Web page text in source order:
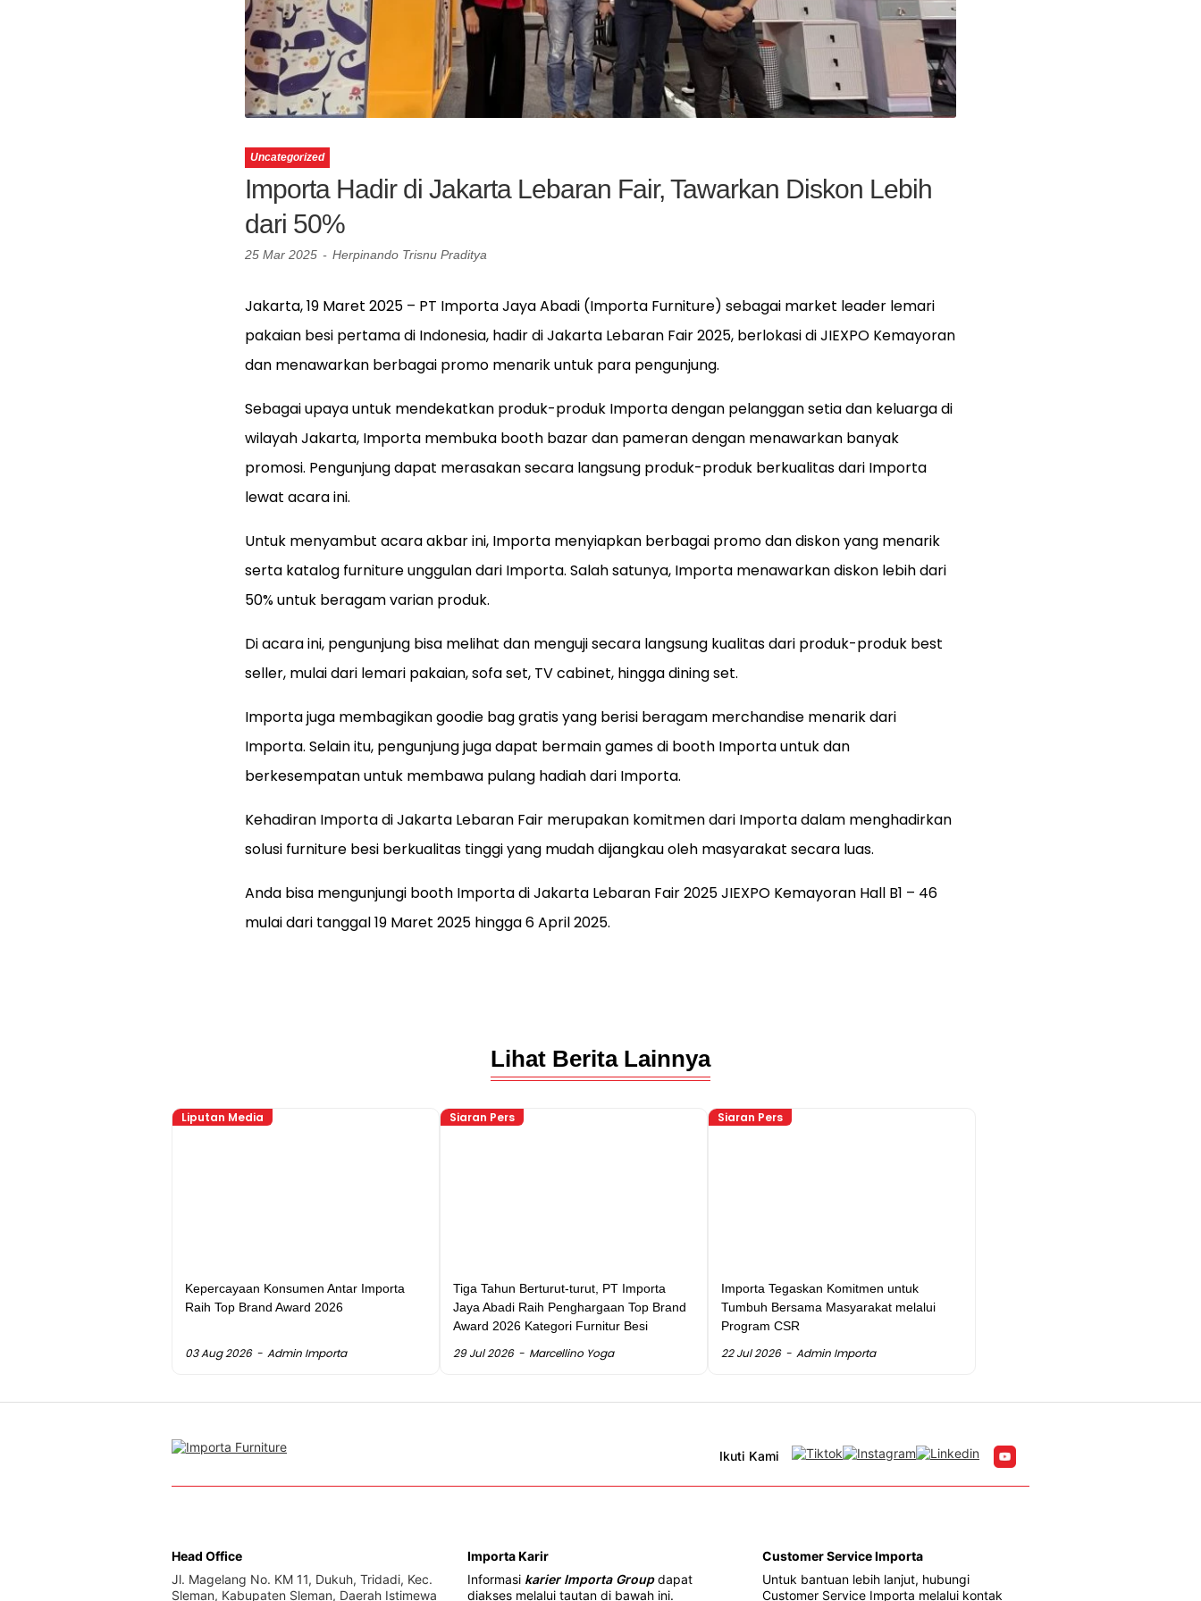
Uncategorized
Importa Hadir di Jakarta Lebaran Fair, Tawarkan Diskon Lebih
dari 50%
25 Mar 2025 - Herpinando Trisnu Praditya
Jakarta, 19 Maret 2025 – PT Importa Jaya Abadi (Importa Furniture) sebagai market leader lemari
pakaian besi pertama di Indonesia, hadir di Jakarta Lebaran Fair 2025, berlokasi di JIEXPO Kemayoran
dan menawarkan berbagai promo menarik untuk para pengunjung.
Sebagai upaya untuk mendekatkan produk-produk Importa dengan pelanggan setia dan keluarga di
wilayah Jakarta, Importa membuka booth bazar dan pameran dengan menawarkan banyak
promosi. Pengunjung dapat merasakan secara langsung produk-produk berkualitas dari Importa
lewat acara ini.
Untuk menyambut acara akbar ini, Importa menyiapkan berbagai promo dan diskon yang menarik
serta katalog furniture unggulan dari Importa. Salah satunya, Importa menawarkan diskon lebih dari
50% untuk beragam varian produk.
Di acara ini, pengunjung bisa melihat dan menguji secara langsung kualitas dari produk-produk best
seller, mulai dari lemari pakaian, sofa set, TV cabinet, hingga dining set.
Importa juga membagikan goodie bag gratis yang berisi beragam merchandise menarik dari
Importa. Selain itu, pengunjung juga dapat bermain games di booth Importa untuk dan
berkesempatan untuk membawa pulang hadiah dari Importa.
Kehadiran Importa di Jakarta Lebaran Fair merupakan komitmen dari Importa dalam menghadirkan
solusi furniture besi berkualitas tinggi yang mudah dijangkau oleh masyarakat secara luas.
Anda bisa mengunjungi booth Importa di Jakarta Lebaran Fair 2025 JIEXPO Kemayoran Hall B1 – 46
mulai dari tanggal 19 Maret 2025 hingga 6 April 2025.
Lihat Berita Lainnya
Liputan Media
Kepercayaan Konsumen Antar Importa
Raih Top Brand Award 2026
03 Aug 2026 Admin Importa
Siaran Pers
Tiga Tahun Berturut-turut, PT Importa
Jaya Abadi Raih Penghargaan Top Brand
Award 2026 Kategori Furnitur Besi
29 Jul 2026 Marcellino Yoga
Siaran Pers
Importa Tegaskan Komitmen untuk
Tumbuh Bersama Masyarakat melalui
Program CSR
22 Jul 2026 Admin Importa
Ikuti Kami
Head Office
Jl. Magelang No. KM 11, Dukuh, Tridadi, Kec.
Sleman, Kabupaten Sleman, Daerah Istimewa
Importa Karir
Informasi karier Importa Groupdapat
diakses melalui tautan di bawah ini.
Customer Service Importa
Untuk bantuan lebih lanjut, hubungi
Customer Service Importa melalui kontak